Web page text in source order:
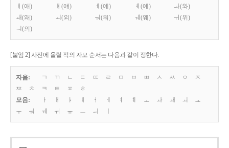
ㅐ(애)
ㅒ(얘) ㅔ(에) ㅖ(예)
ㅘ(와)
ㅙ(왜)
ㅚ(외) ㅝ(워) ㅞ(웨)
ㅟ(위)
ㅢ(의)
[붙임 2] 사전에 올릴 적의 자모 순서는 다음과 같이 정한다.
자음: ㄱ ㄲ ㄴ ㄷ ㄸ ㄹ ㅁ ㅂ ㅃ ㅅ ㅆ ㅇ
ㅈ
ㅉ
ㅊ ㅋ ㅌ ㅍ
ㅎ
모음:
ㅏ ㅐ ㅑ ㅒ ㅓ ㅔ ㅕ ㅖ ㅗ ㅘ ㅙ ㅚ
ㅛ
ㅜ
ㅝ ㅞ ㅟ ㅠ ㅡ ㅢ